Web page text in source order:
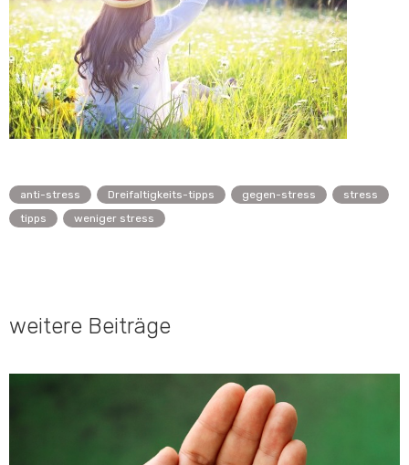
anti-stress Dreifaltigkeits-tipps gegen-stress
stress
tipps
weniger stress
weitere Beiträge